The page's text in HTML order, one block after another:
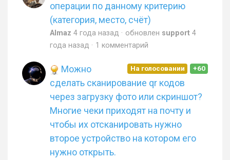
операции по данному критерию
(категория, место, счёт)
Almaz 4 года назад обновлен support 4
года назад
1 комментарий
+60
На голосовании
Можно
сделать сканирование qr кодов
через загрузку фото или скриншот?
Многие чеки приходят на почту и
чтобы их отсканировать нужно
второе устройство на котором его
нужно открыть.